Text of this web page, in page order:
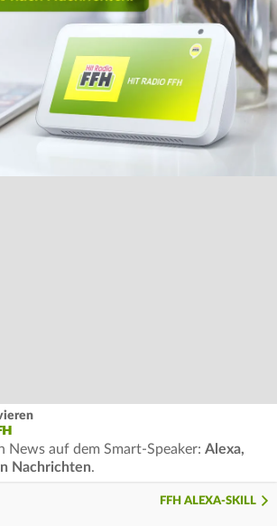
News auf dem Smart-Speaker: Alexa,
Nachrichten.
FFH ALEXA-SKILL